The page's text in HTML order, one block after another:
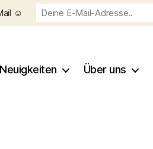
Neuigkeiten Über uns
☺️